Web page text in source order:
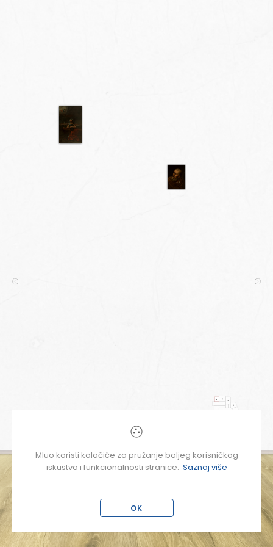
Mluo koristi kolačiće za pružanje boljeg korisničkog
iskustva i funkcionalnosti stranice. Saznaj više
OK